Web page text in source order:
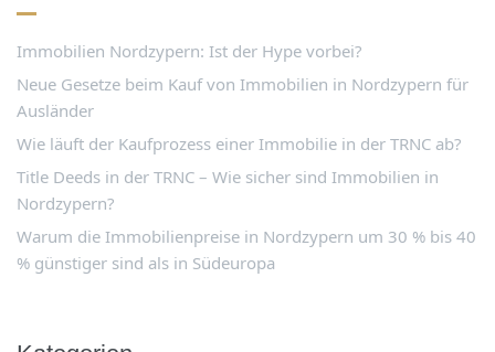
Immobilien Nordzypern: Ist der Hype vorbei?
Neue Gesetze beim Kauf von Immobilien in Nordzypern für
Ausländer
Wie läuft der Kaufprozess einer Immobilie in der TRNC ab?
Title Deeds in der TRNC – Wie sicher sind Immobilien in
Nordzypern?
Warum die Immobilienpreise in Nordzypern um 30 % bis 40
% günstiger sind als in Südeuropa